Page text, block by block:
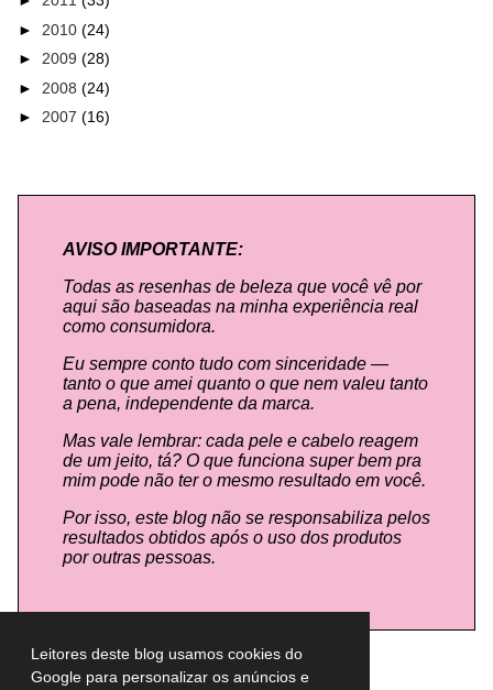
Leitores deste blog usamos cookies do
Google para personalizar os anúncios e
► 2010 (24)
► 2009 (28)
► 2008 (24)
► 2007 (16)
AVISO IMPORTANTE:
Todas as resenhas de beleza que você vê por
aqui são baseadas na minha experiência real
como consumidora.
Eu sempre conto tudo com sinceridade —
tanto o que amei quanto o que nem valeu tanto
a pena, independente da marca.
Mas vale lembrar: cada pele e cabelo reagem
de um jeito, tá? O que funciona super bem pra
mim pode não ter o mesmo resultado em você.
Por isso, este blog não se responsabiliza pelos
resultados obtidos após o uso dos produtos
por outras pessoas.